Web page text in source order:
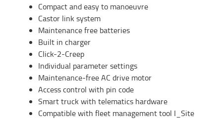
Compact and easy to manoeuvre
Castor link system
Maintenance free batteries
Built in charger
Click-2-Creep
Individual parameter settings
Maintenance-free AC drive motor
Access control with pin code
Smart truck with telematics hardware
Compatible with fleet management tool I_Site